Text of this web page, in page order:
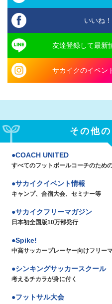
いいね！
友達登録して最新
サカイクのイベン
その他
COACH UNITED
すべてのフットボールコーチのため
サカイクイベント情報
キャンプ、合宿大会、セミナー等
サカイクフリーマガジン
日本初全国版10万部発行
Spike!
中高サッカープレーヤー向けフリー
シンキングサッカースクール
考えるチカラが身に付く
フットサル大会